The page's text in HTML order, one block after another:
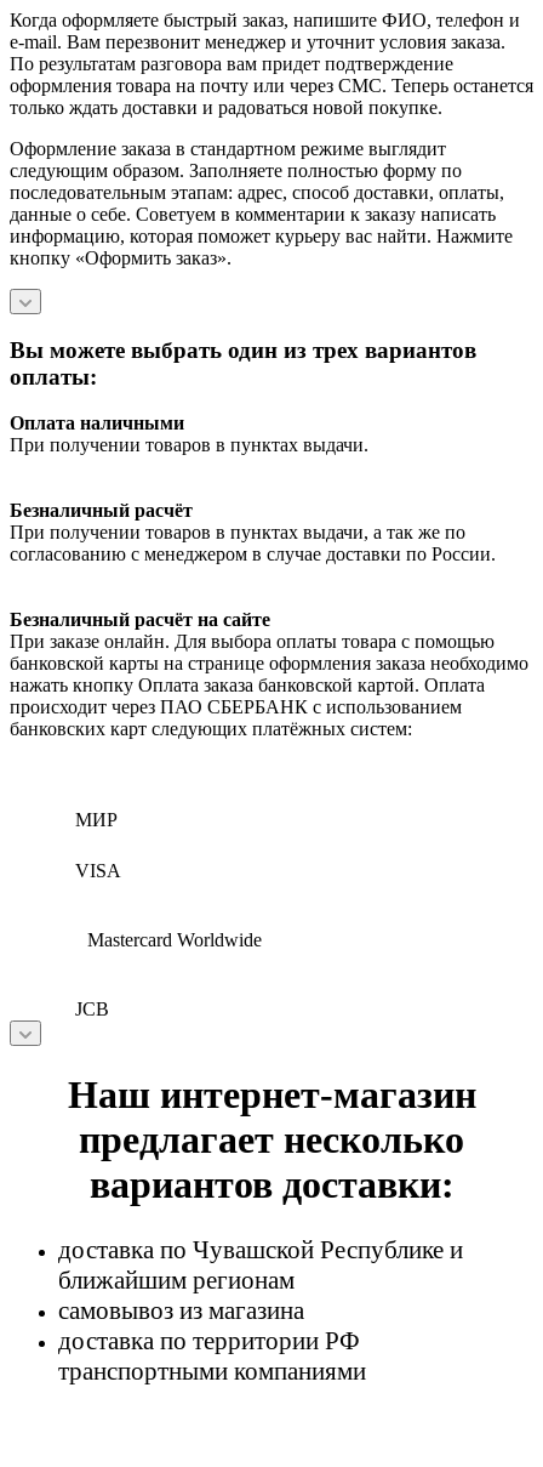
Когда оформляете быстрый заказ, напишите ФИО, телефон и
e-mail. Вам перезвонит менеджер и уточнит условия заказа.
По результатам разговора вам придет подтверждение
оформления товара на почту или через СМС. Теперь останется
только ждать доставки и радоваться новой покупке.
Оформление заказа в стандартном режиме выглядит
следующим образом. Заполняете полностью форму по
последовательным этапам: адрес, способ доставки, оплаты,
данные о себе. Советуем в комментарии к заказу написать
информацию, которая поможет курьеру вас найти. Нажмите
кнопку «Оформить заказ».
Вы можете выбрать один из трех вариантов
оплаты:
Оплата наличными
При получении товаров в пунктах выдачи.
Безналичный расчёт
При получении товаров в пунктах выдачи, а так же по
согласованию с менеджером в случае доставки по России.
Безналичный расчёт на сайте
При заказе онлайн. Для выбора оплаты товара с помощью
банковской карты на странице оформления заказа необходимо
нажать кнопку Оплата заказа банковской картой. Оплата
происходит через ПАО СБЕРБАНК с использованием
банковских карт следующих платёжных систем:
МИР
VISA
Mastercard Worldwide
JCB
Наш интернет-магазин
предлагает несколько
вариантов доставки:
доставка по Чувашской Республике и
ближайшим регионам
самовывоз из магазина
доставка по территории РФ
транспортными компаниями